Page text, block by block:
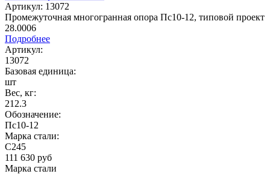
Артикул: 13072
Промежуточная многогранная опора Пс10-12, типовой проект
28.0006
Подробнее
Артикул:
13072
Базовая единица:
шт
Вес, кг:
212.3
Обозначение:
Пс10-12
Марка стали:
С245
111 630 руб
Марка стали